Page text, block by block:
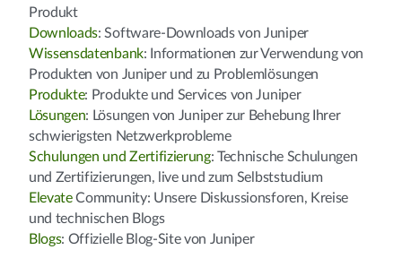
Produkt
Downloads: Software-Downloads von Juniper
Wissensdatenbank: Informationen zur Verwendung von
Produkten von Juniper und zu Problemlösungen
Produkte: Produkte und Services von Juniper
Lösungen: Lösungen von Juniper zur Behebung Ihrer
schwierigsten Netzwerkprobleme
Schulungen und Zertifizierung: Technische Schulungen
und Zertifizierungen, live und zum Selbststudium
ElevateCommunity: Unsere Diskussionsforen, Kreise
und technischen Blogs
Blogs: Offizielle Blog-Site von Juniper